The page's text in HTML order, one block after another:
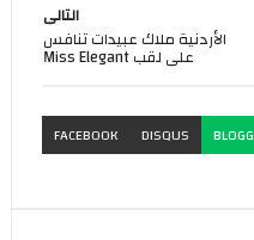
التالى
الأردنية ملاك عبيدات تنافس
على لقب Miss Elegant
DISQUS
FACEBOOK